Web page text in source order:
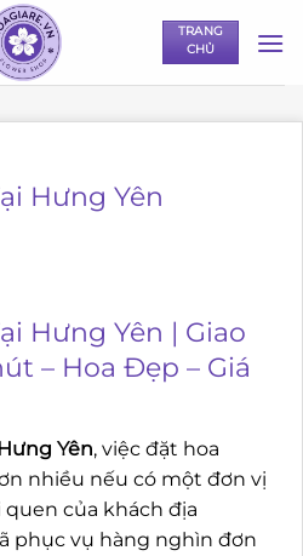
TRANG
CHỦ
Hưng Yên
Hưng Yên | Giao
– Hoa Đẹp – Giá
Yên, việc đặt hoa
nhiều nếu có một đơn vị
của khách địa
phục vụ hàng nghìn đơn